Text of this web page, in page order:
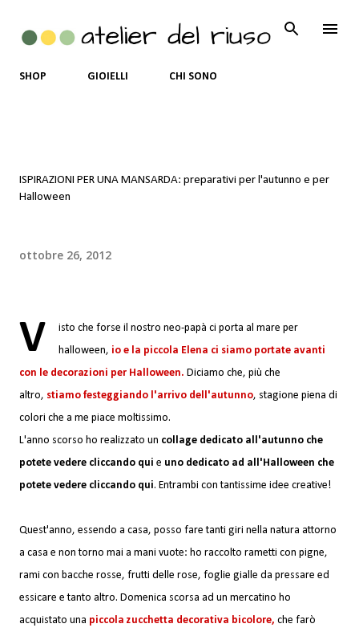
Passa ai contenuti principali
SHOP GIOIELLI CHI SONO
ISPIRAZIONI PER UNA MANSARDA: preparativi per l'autunno e per
Halloween
ottobre 26, 2012
V
isto che forse il nostro neo-papà ci porta al mare per
halloween, io e la piccola Elena ci siamo portate avanti
con le decorazioni per Halloween. Diciamo che, più che
altro, stiamo festeggiando l'arrivo dell'autunno, stagione piena di
colori che a me piace moltissimo.
L'anno scorso ho realizzato un collage dedicato all'autunno che
potete vedere cliccando qui e uno dedicato ad all'Halloween che
potete vedere cliccando qui. Entrambi con tantissime idee creative!
Quest'anno, essendo a casa, posso fare tanti giri nella natura attorno
a casa e non torno mai a mani vuote: ho raccolto rametti con pigne,
rami con bacche rosse, frutti delle rose, foglie gialle da pressare ed
essicare e tanto altro. Domenica scorsa ad un mercatino ho
acquistato una piccola zucchetta decorativa bicolore, che farò